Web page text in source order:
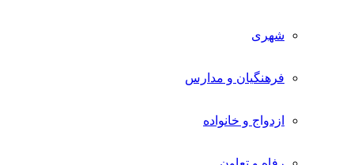
شهری
فرهنگیان و مدارس
ازدواج و خانواده